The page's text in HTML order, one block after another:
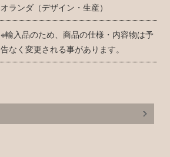
オランダ（デザイン・生産）
※輸入品のため、商品の仕様・内容物は予
告なく変更される事があります。